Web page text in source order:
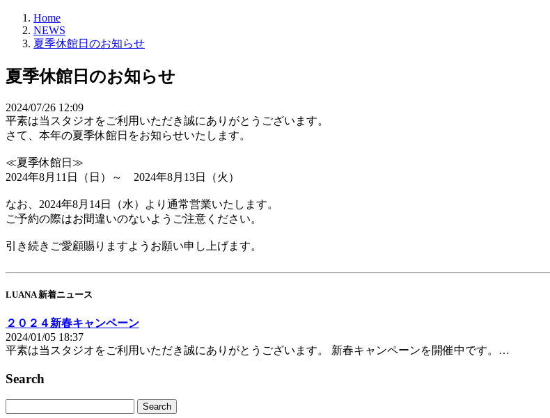
Home
NEWS
夏季休館日のお知らせ
夏季休館日のお知らせ
2024/07/26 12:09
平素は当スタジオをご利用いただき誠にありがとうございます。
さて、本年の夏季休館日をお知らせいたします。
≪夏季休館日≫
2024年8月11日（日）～ 2024年8月13日（火）
なお、2024年8月14日（水）より通常営業いたします。
ご予約の際はお間違いのないようご注意ください。
引き続きご愛顧賜りますようお願い申し上げます。
LUANA 新着ニュース
２０２４新春キャンペーン
2024/01/05 18:37
平素は当スタジオをご利用いただき誠にありがとうございます。 新春キャンペーンを開催中です。…
Search